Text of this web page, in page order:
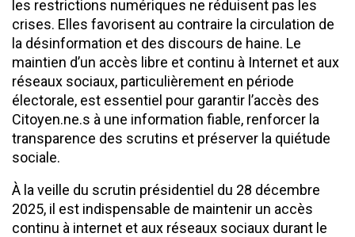
les restrictions numériques ne réduisent pas les
crises. Elles favorisent au contraire la circulation de
la désinformation et des discours de haine. Le
maintien d’un accès libre et continu à Internet et aux
réseaux sociaux, particulièrement en période
électorale, est essentiel pour garantir l’accès des
Citoyen.ne.s à une information fiable, renforcer la
transparence des scrutins et préserver la quiétude
sociale.
À la veille du scrutin présidentiel du 28 décembre
2025, il est indispensable de maintenir un accès
continu à internet et aux réseaux sociaux durant le